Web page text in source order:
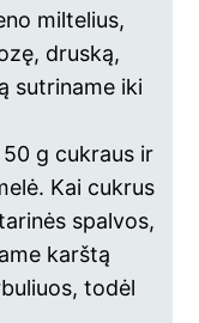
miltelius,
druską,
sutriname iki
50 g cukraus ir
Kai cukrus
spalvos,
karštą
todėl